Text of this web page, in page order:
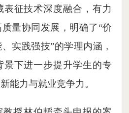
征技术深度融合，有力
量协同发展，明确了“价
实践强技”的学理内涵，
景下进一步提升学生的专
能力与就业竞争力。